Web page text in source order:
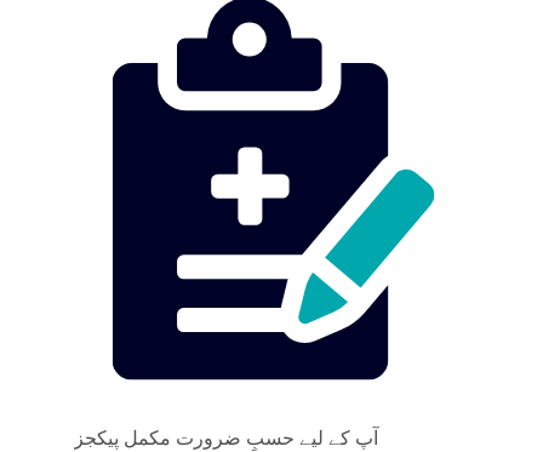
آپ کے لیے حسبِ ضرورت مکمل پیکجز